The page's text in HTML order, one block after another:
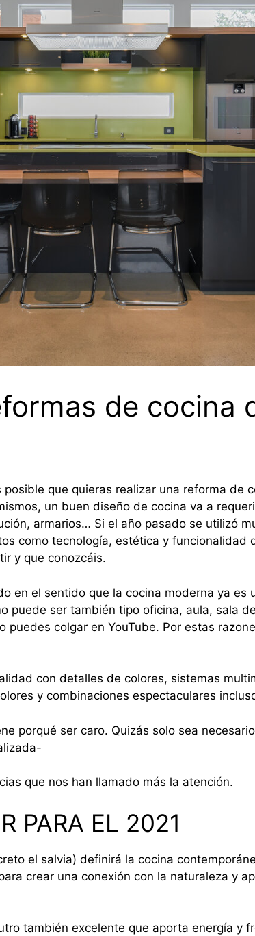
de cocina
que quieras realizar una reforma de
un buen diseño de cocina va a
armarios… Si el año pasado se utilizó
como tecnología, estética y
y que conozcáis.
en el sentido que la cocina moderna ya
puede ser también tipo oficina, aula, sala
colgar en YouTube. Por estas
con detalles de colores, sistemas
y combinaciones espectaculares
porqué ser caro. Quizás solo sea
que nos han llamado más la atención.
PARA EL 2021
el salvia) definirá la cocina
crear una conexión con la naturaleza y
también excelente que aporta energía y